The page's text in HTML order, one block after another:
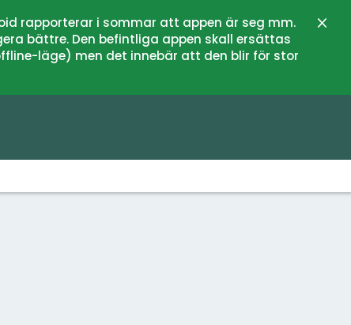
rapporterar i sommar att appen är seg mm.
bättre. Den befintliga appen skall ersättas
läge) men det innebär att den blir för stor